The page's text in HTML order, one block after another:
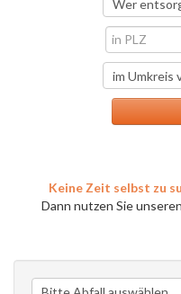
Keine Zeit selbst zu
Dann nutzen Sie